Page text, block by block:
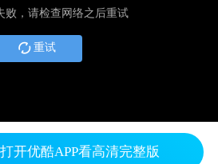
败，请检查网络之后重试
重试
开优酷APP看高清完整版